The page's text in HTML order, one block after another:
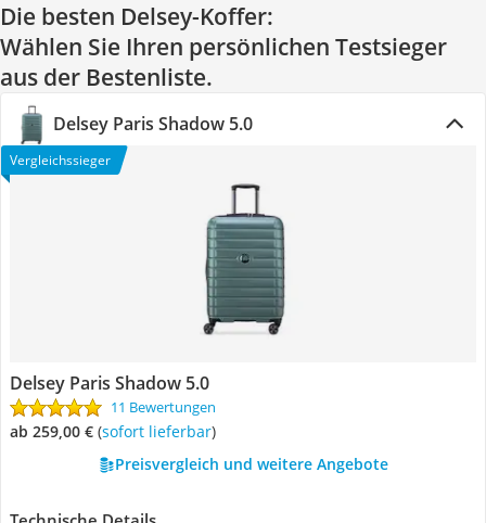
Die besten Delsey-Koffer:
Wählen Sie Ihren persönlichen Testsieger
aus der Bestenliste.
Delsey Paris Shadow 5.0
Vergleichssieger
Delsey Paris Shadow 5.0
11 Bewertungen
ab 259,00 € ( Sofort lieferbar)
Preisvergleich und weitere Angebote